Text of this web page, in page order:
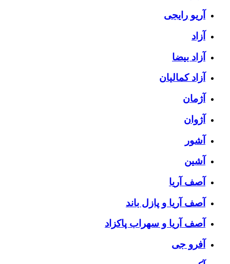
آریو رایجی
آزاد
آزاد بیضا
آزاد کمالیان
آژمان
آژوان
آشور
آشین
آصف آریا
آصف آریا و پازل باند
آصف آریا و سهراب پاکزاد
آفرو جی